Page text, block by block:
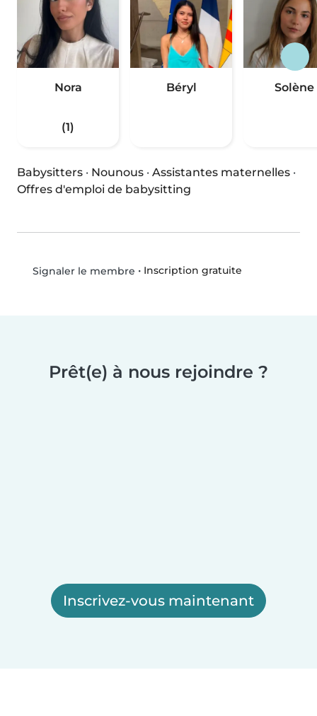
Nora
(1)
Béryl Solène
Babysitters · Nounous · Assistantes maternelles ·
Offres d'emploi de babysitting
Signaler le membre • Inscription gratuite
Prêt(e) à nous rejoindre ?
Inscrivez-vous maintenant